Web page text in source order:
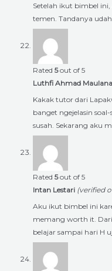
Setelah ikut bimbel
temen. Tandanya
Rated 5out of 5
Luthfi Ahmad Maulana
Kakak tutor dari
banget ngejelasin
susah. Sekarang aku
Rated 5out of 5
Intan Lestari (verified
Aku ikut bimbel ini
memang worth it.
belajar sampai hari H